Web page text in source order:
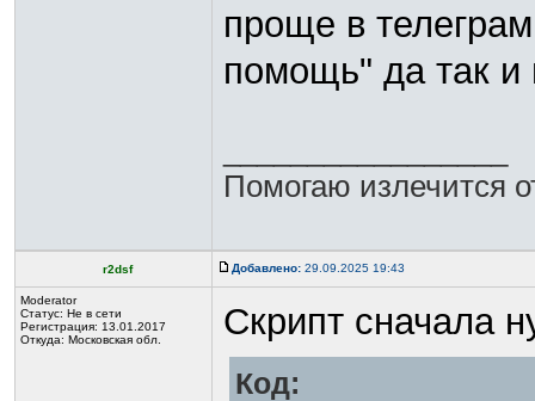
проще в
помощь" да так и
Помогаю излечится
r2dsf Добавлено: 29.09.2025 19:43
Moderator
Статус: Не в сети
Регистрация: 13.01.2017
Откуда: Московская обл.
Скрипт сначала
Код: